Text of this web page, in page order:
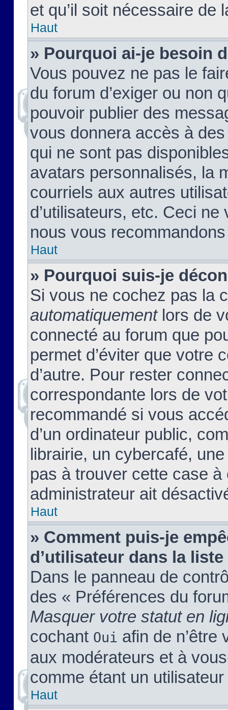
et qu’il soit nécessaire de
Haut
» Pourquoi ai-je besoin
Vous pouvez ne pas le
du forum d’exiger ou non
pouvoir publier des
vous donnera accès à
qui ne sont pas
avatars personnalisés, la
courriels aux autres
d’utilisateurs, etc. Ceci
nous vous
Haut
» Pourquoi suis-je
Si vous ne cochez pas la
automatiquementlors de
connecté au forum que
permet d’éviter que votre
d’autre. Pour rester
correspondante lors de
recommandé si vous
d’un ordinateur public,
librairie, un cybercafé,
pas à trouver cette case à
administrateur ait
Haut
» Comment puis-je
d’utilisateur dans la
Dans le panneau de
des « Préférences du
Masquer votre statut en
cochant Oui afin de n’être
aux modérateurs et à
comme étant un
Haut